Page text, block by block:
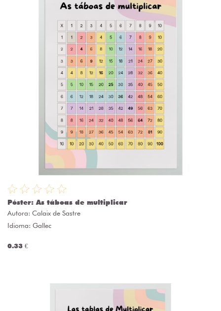
Póster: As táboas de multiplicar
Autora: Calaix de Sastre
Idioma: Gallec
0.33 €